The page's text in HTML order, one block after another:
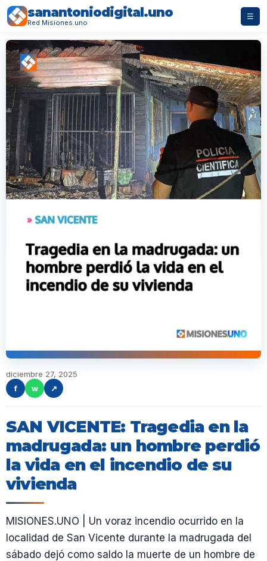
sanantoniodigital.uno
Red Misiones.uno
☰
diciembre 27, 2025
f
w ↗
SAN VICENTE: Tragedia en la
madrugada: un hombre perdió
la vida en el incendio de su
vivienda
MISIONES.UNO | Un voraz incendio ocurrido en la
localidad de San Vicente durante la madrugada del
sábado dejó como saldo la muerte de un hombre de